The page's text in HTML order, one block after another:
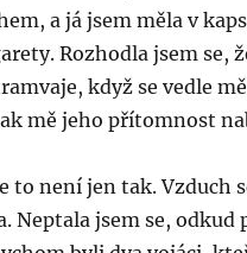
a já jsem měla v
Rozhodla jsem se,
když se vedle
mě jeho přítomnost
to není jen tak. Vzduch
jsem se, odkud